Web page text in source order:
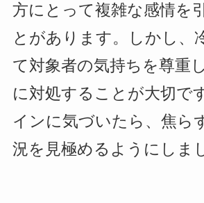
方にとって複雑な感情を
とがあります。しかし、
て対象者の気持ちを尊重
に対処することが大切で
インに気づいたら、焦ら
況を見極めるようにしま